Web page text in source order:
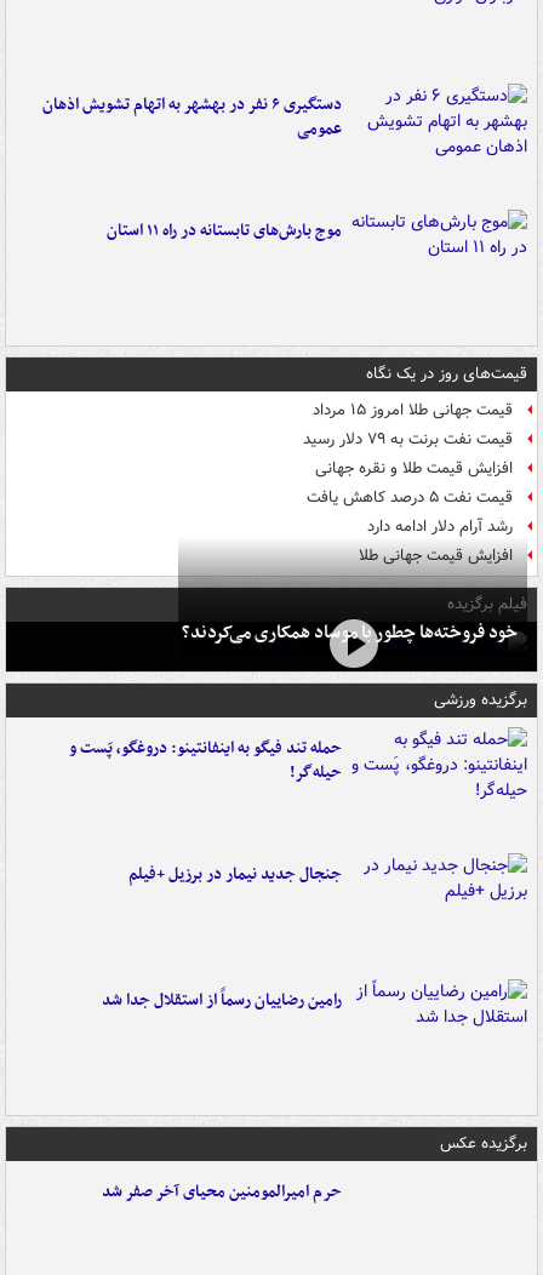
دستگیری ۶ نفر در بهشهر به اتهام تشویش اذهان
عمومی
موج بارش‌های تابستانه در راه ۱۱ استان
قیمت‌های روز در یک نگاه
قیمت جهانی طلا امروز ۱۵ مرداد
قیمت نفت برنت به ۷۹ دلار رسید
افزایش قیمت طلا و نقره جهانی
قیمت نفت ۵ درصد کاهش یافت
رشد آرام دلار ادامه دارد
افزایش قیمت جهانی طلا
فیلم برگزیده
خود فروخته‌ها چطور با موساد همکاری می‌کردند؟
برگزیده ورزشی
حمله تند فیگو به اینفانتینو: دروغگو، پَست‌ و
حیله‌گر!
جنجال جدید نیمار در برزیل +فیلم
رامین رضاییان رسماً از استقلال جدا شد
برگزیده عکس
حرم امیرالمومنین محیای آخر صفر شد